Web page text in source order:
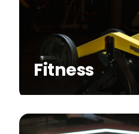
Fitness